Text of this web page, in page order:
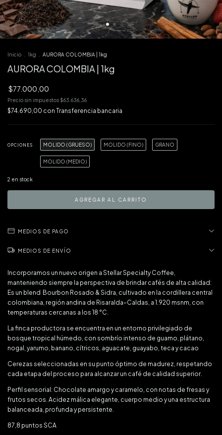
Inicio 1kg AURORA COLOMBIA | 1kg
AURORA COLOMBIA | 1kg
$77.000,00
Precio sin impuestos $63.636,36
$74.690,00 con Transferencia bancaria
OPCIONES MOLIDO (GRUESO) MOLIDO (FINO) GRANO
MOLIDO (MEDIO)
2 en stock
MEDIOS DE PAGO
MEDIOS DE ENVÍO
Incorporamos un nuevo origen a Stellar Specialty Coffee,
manteniendo siempre la perspectiva de brindar cafés de alta calidad:
Es un blend Bourbon Rosado & Sidra, cultivado en la cordillera central
colombiana, región andina de Risaralda–Caldas, a 1.920 msnm, con
temperaturas cercanas a los 18 °C.
La finca productora se encuentra en un entorno privilegiado de
bosque tropical húmedo, con sombrío intenso de guamo, plátano,
nogal, yarumo, banano, cítricos, aguacate, guayabo, teca y cacao
Cerezas seleccionadas en su punto óptimo de madurez, respetando
cada etapa del proceso para alcanzar un café de calidad superior.
Perfil sensorial: Chocolate amargo y caramelo, con notas de fresas y
frutos secos. Acidez málica elegante, cuerpo medio y una estructura
balanceada, profunda y persistente.
87,8 puntos SCA